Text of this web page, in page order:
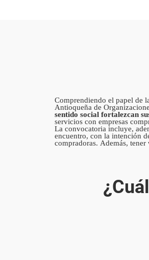
Comprendiendo el papel de
Antioqueña de
sentido social fortalezcan
servicios con empresas
La convocatoria incluye,
encuentro, con la intención
compradoras. Además,